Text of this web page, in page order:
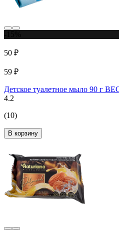
50 ₽
59 ₽
Детское туалетное мыло 90 г
4.2
(10)
В корзину